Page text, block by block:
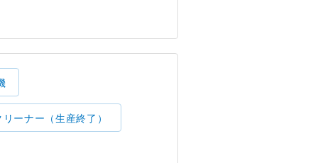
リーナー（生産終了）